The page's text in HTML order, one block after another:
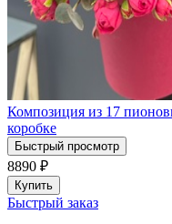
Композиция из 17
коробке
Быстрый просмотр
8890 ₽
Купить
Быстрый заказ